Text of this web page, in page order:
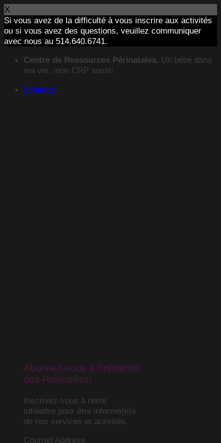
X
Si vous avez de la difficulté à vous inscrire aux activités
ou si vous avez des questions, veuillez communiquer
avec nous au 514.640.6741.
contenu
Centre de Ressources Périnatales. Un bébé dans
ma vie, mon CRP aussi!
Infolettre
Abonnez-vous à l'infolettre
des Relevailles!
Inscrivez-vous à notre
infolettre pour être informé(e)s
de nos services et activités.
Courriel Address